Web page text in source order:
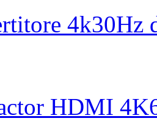
4k30Hz
HDMI